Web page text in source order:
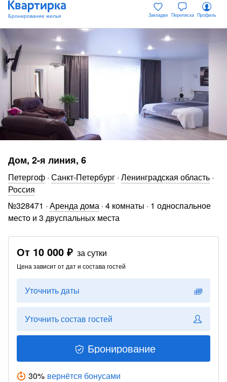
Закладки Переписка Профиль
Дом, 2-я линия, 6
Петергоф · Санкт-Петербург · Ленинградская область ·
Россия
№328471 · Аренда дома · 4 комнаты · 1 односпальное
место и 3 двуспальных места
От 10 000 ₽ за сутки
Цена зависит от дат и состава гостей
Уточнить даты
Уточнить состав гостей
Бронирование
30% вернётся бонусами